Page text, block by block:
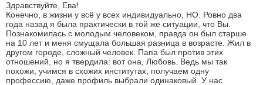
Здравствуйте, Ева!
Конечно, в жизни у всё у всех индивидуально, НО. Ровно два
года назад я была практически в той же ситуации, что Вы.
Познакомилась с молодым человеком, правда он был старше
на 10 лет и меня смущала большая разница в возрасте. Жил в
другом городе, сложный человек. Папа был против этих
отношений, но я твердила: вот она, Любовь. Ведь мы так
похожи, учимся в схожих институтах, получаем одну
профессию, даже профиль выбрали одинаковый. У нас